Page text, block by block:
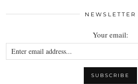
NEWSLETTER
Your email: